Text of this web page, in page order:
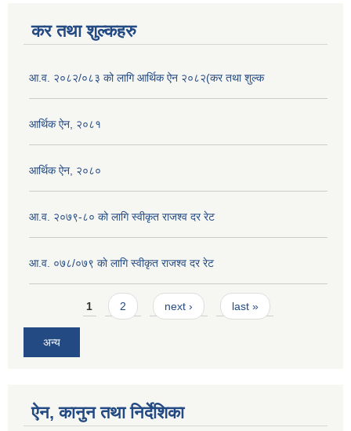
कर तथा शुल्कहरु
आ.व. २०८२/०८३ को लागि आर्थिक ऐन २०८२(कर तथा शुल्क
आर्थिक ऐन, २०८१
आर्थिक ऐन, २०८०
आ.व. २०७९-८० को लागि स्वीकृत राजश्व दर रेट
आ.व. ०७८/०७९ काे लागि स्वीकृत राजश्व दर रेट
Pages1 2 next › last »
अन्य
ऐन, कानुन तथा निर्देशिका